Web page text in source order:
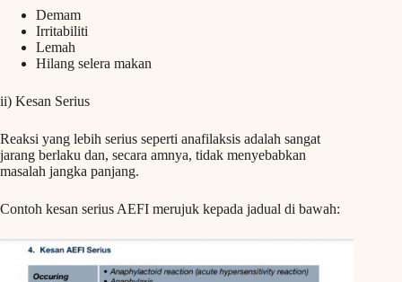
Demam
Irritabiliti
Lemah
Hilang selera makan
ii) Kesan Serius
Reaksi yang lebih serius seperti anafilaksis adalah sangat
jarang berlaku dan, secara amnya, tidak menyebabkan
masalah jangka panjang.
Contoh kesan serius AEFI merujuk kepada jadual di bawah: